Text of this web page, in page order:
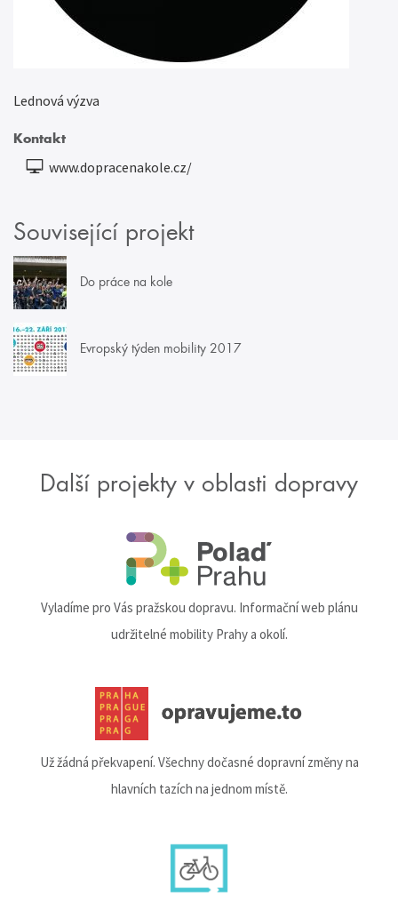
Lednová výzva
Kontakt
www.dopracenakole.cz/
Související projekt
Do práce na kole
Evropský týden mobility 2017
Další projekty v oblasti dopravy
Vyladíme pro Vás pražskou dopravu. Informační web plánu
udržitelné mobility Prahy a okolí.
Už žádná překvapení. Všechny dočasné dopravní změny na
hlavních tazích na jednom místě.